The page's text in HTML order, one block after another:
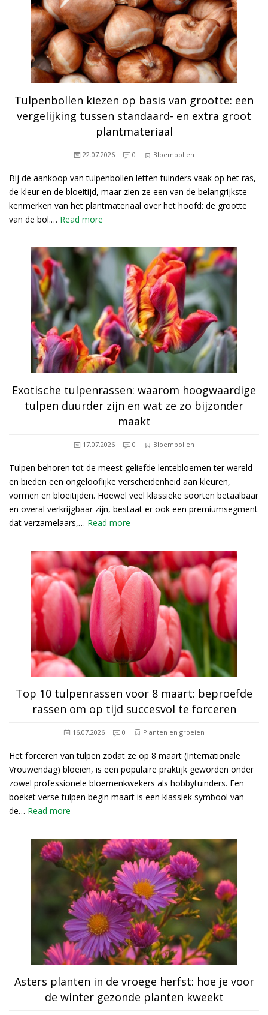
Tulpenbollen kiezen op basis van grootte: een
vergelijking tussen standaard- en extra groot
plantmateriaal
22.07.2026 0 Bloembollen
Bij de aankoop van tulpenbollen letten tuinders vaak op het ras,
de kleur en de bloeitijd, maar zien ze een van de belangrijkste
kenmerken van het plantmateriaal over het hoofd: de grootte
van de bol.… Read more
Exotische tulpenrassen: waarom hoogwaardige
tulpen duurder zijn en wat ze zo bijzonder
maakt
17.07.2026 0 Bloembollen
Tulpen behoren tot de meest geliefde lentebloemen ter wereld
en bieden een ongelooflijke verscheidenheid aan kleuren,
vormen en bloeitijden. Hoewel veel klassieke soorten betaalbaar
en overal verkrijgbaar zijn, bestaat er ook een premiumsegment
dat verzamelaars,… Read more
Top 10 tulpenrassen voor 8 maart: beproefde
rassen om op tijd succesvol te forceren
16.07.2026 0 Planten en groeien
Het forceren van tulpen zodat ze op 8 maart (Internationale
Vrouwendag) bloeien, is een populaire praktijk geworden onder
zowel professionele bloemenkwekers als hobbytuinders. Een
boeket verse tulpen begin maart is een klassiek symbool van
de… Read more
Asters planten in de vroege herfst: hoe je voor
de winter gezonde planten kweekt